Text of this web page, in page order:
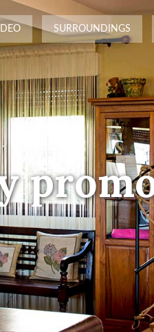
SURROUNDINGS